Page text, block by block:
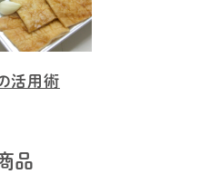
活用術
品